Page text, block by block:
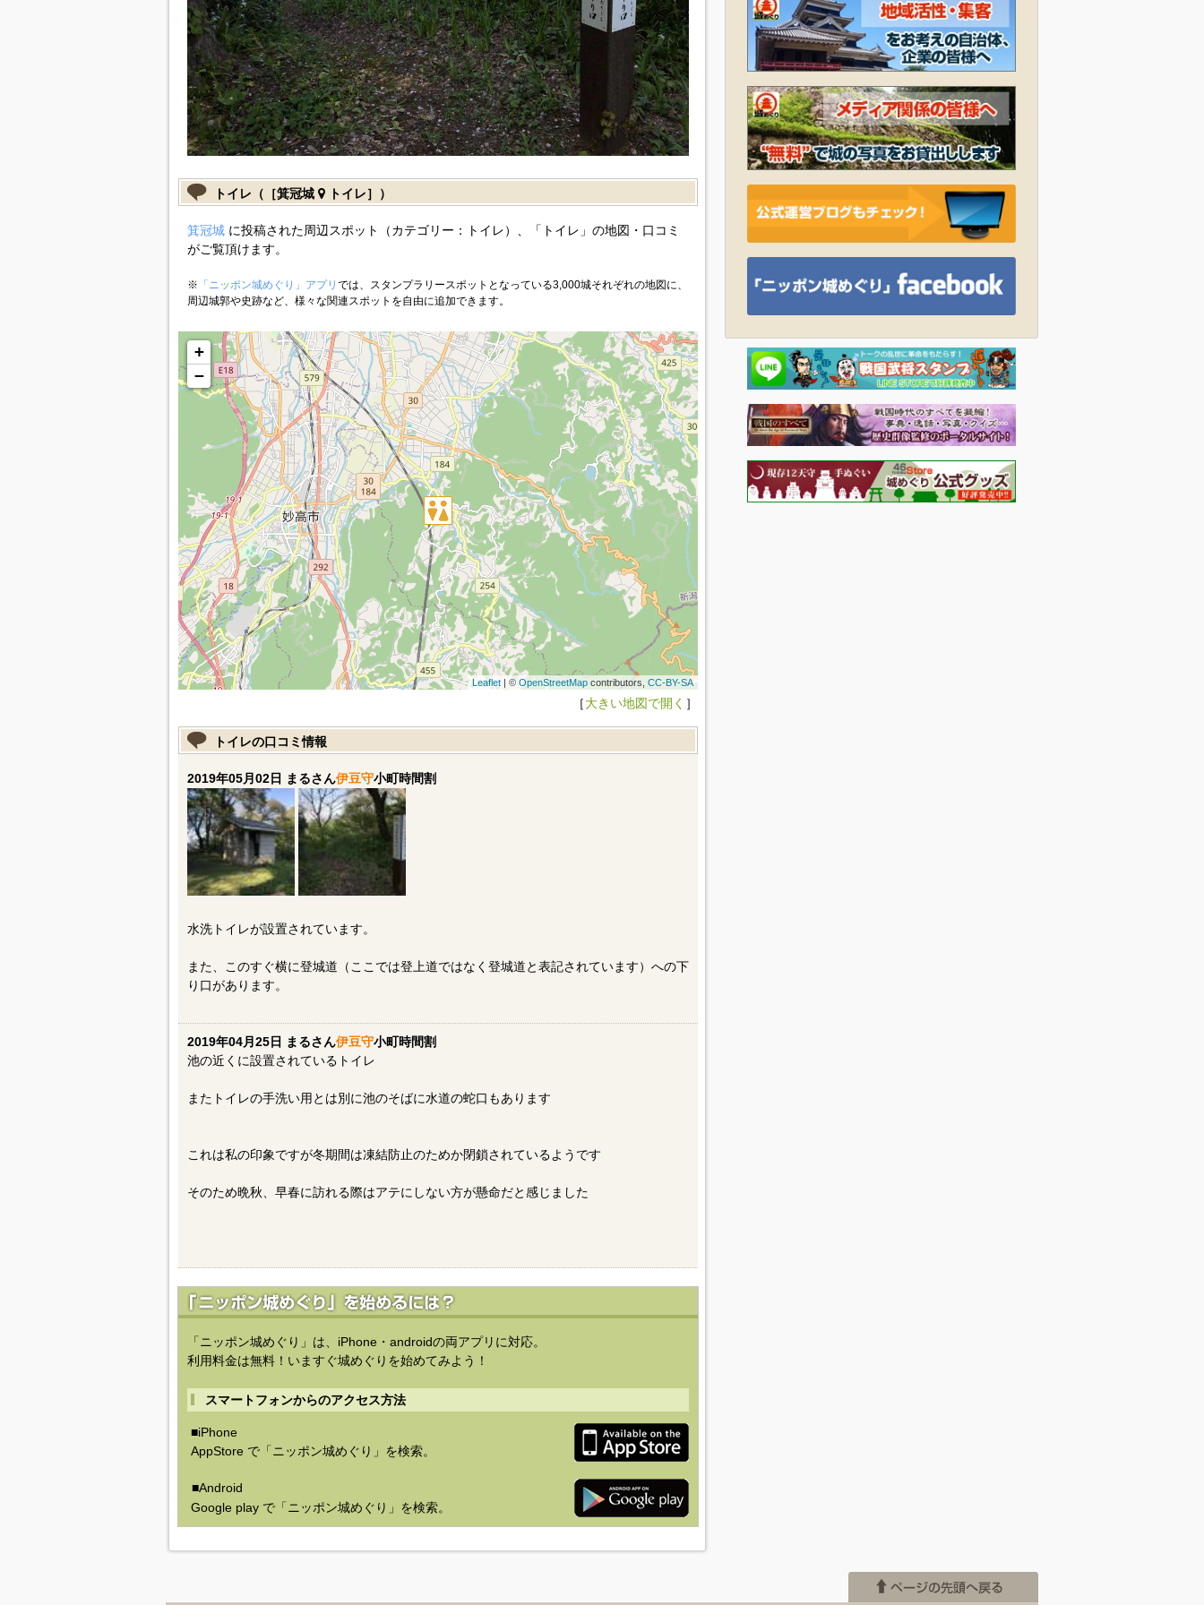
トイレ（［箕冠城 トイレ］）
箕冠城に投稿された周辺スポット（カテゴリー：トイレ）、「トイレ」の地図・口コミ
がご覧頂けます。
※ 「ニッポン城めぐり」アプリ では、スタンプラリースポットとなっている3,000城それぞれの地図に、
周辺城郭や史跡など、様々な関連スポットを自由に追加できます。
+
−
Leaflet| © OpenStreetMapcontributors, CC-BY-SA
［大きい地図で開く ］
トイレの口コミ情報
2019年05月02日 まるさん伊豆守小町時間割
水洗トイレが設置されています。
また、このすぐ横に登城道（ここでは登上道ではなく登城道と表記されています）への下
り口があります。
2019年04月25日 まるさん伊豆守小町時間割
池の近くに設置されているトイレ
またトイレの手洗い用とは別に池のそばに水道の蛇口もあります
これは私の印象ですが冬期間は凍結防止のためか閉鎖されているようです
そのため晩秋、早春に訪れる際はアテにしない方が懸命だと感じました
「ニッポン城めぐり」は、iPhone・androidの両アプリに対応。
利用料金は無料！いますぐ城めぐりを始めてみよう！
スマートフォンからのアクセス方法
■iPhone
AppStore で「ニッポン城めぐり」を検索。
■Android
Google play で「ニッポン城めぐり」を検索。